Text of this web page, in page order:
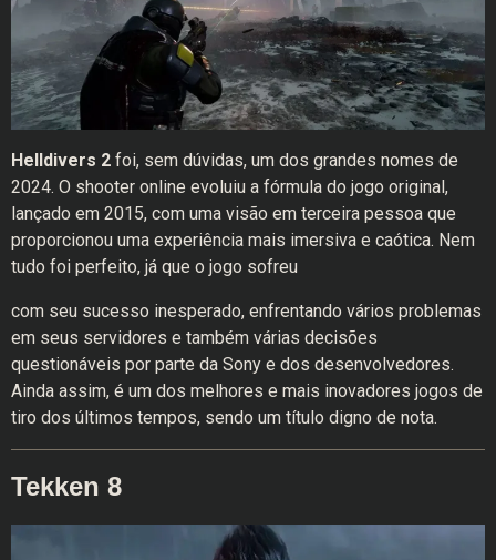
Helldivers 2 foi, sem dúvidas, um dos grandes nomes de
2024. O shooter online evoluiu a fórmula do jogo original,
lançado em 2015, com uma visão em terceira pessoa que
proporcionou uma experiência mais imersiva e caótica. Nem
tudo foi perfeito, já que o jogo sofreu
com seu sucesso inesperado, enfrentando vários problemas
em seus servidores e também várias decisões
questionáveis por parte da Sony e dos desenvolvedores.
Ainda assim, é um dos melhores e mais inovadores jogos de
tiro dos últimos tempos, sendo um título digno de nota.
Tekken 8